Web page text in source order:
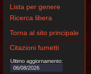
Lista per genere
Ricerca libera
Torna al sito principale
Citazioni fumetti
Ultimo aggiornamento:
06/08/2026